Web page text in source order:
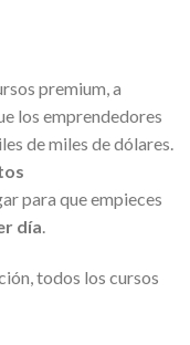
premium, a
los emprendedores
de miles de dólares.
para que empieces
día.
todos los cursos